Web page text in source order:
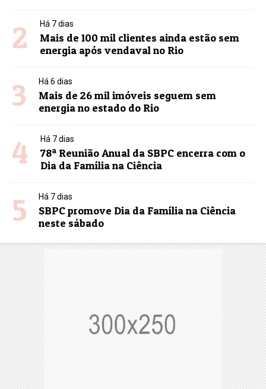
2 Há 7 dias
Mais de 100 mil clientes ainda estão sem
energia após vendaval no Rio
3 Há 6 dias
Mais de 26 mil imóveis seguem sem
energia no estado do Rio
4 Há 7 dias
78ª Reunião Anual da SBPC encerra com o
Dia da Família na Ciência
5 Há 7 dias
SBPC promove Dia da Família na Ciência
neste sábado